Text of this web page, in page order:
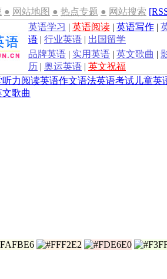
● 网站地图 ● 热点专题 ● 网站搜索
英语学习 | 英语阅读 | 英语写作 |
语 | 行业英语 | 出国留学
品牌英语 | 实用英语 | 英文歌曲 |
历 | 奥运英语 | 英文祝福
听力阅读英语作文语法英语考试 儿童英
文歌曲